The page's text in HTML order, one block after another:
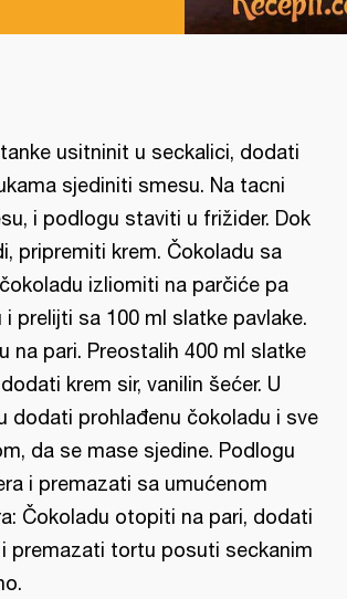
usitninit u seckalici, dodati
sjediniti smesu. Na tacni
i podlogu staviti u frižider. Dok
pripremiti krem. Čokoladu sa
izliomiti na parčiće pa
prelijti sa 100 ml slatke pavlake.
na pari. Preostalih 400 ml slatke
krem sir, vanilin šećer. U
dodati prohlađenu čokoladu i sve
da se mase sjedine. Podlogu
i premazati sa umućenom
Čokoladu otopiti na pari, dodati
premazati tortu posuti seckanim